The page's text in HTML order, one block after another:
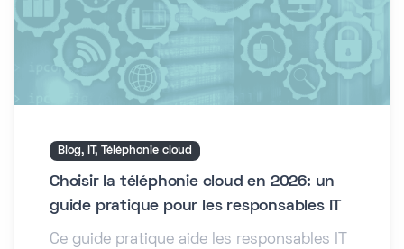
Blog, IT, Téléphonie cloud
Choisir la téléphonie cloud en 2026: un
guide pratique pour les responsables IT
Ce guide pratique aide les responsables IT